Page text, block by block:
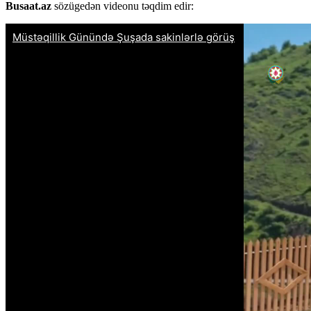
Busaat.az sözügedən videonu təqdim edir: